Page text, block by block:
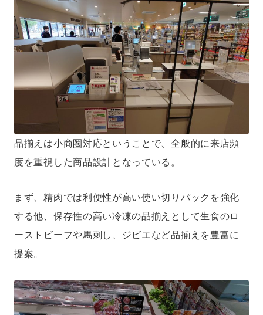
品揃えは小商圏対応ということで、全般的に来店頻
度を重視した商品設計となっている。
まず、精肉では利便性が高い使い切りパックを強化
する他、保存性の高い冷凍の品揃えとして生食のロ
ーストビーフや馬刺し、ジビエなど品揃えを豊富に
提案。